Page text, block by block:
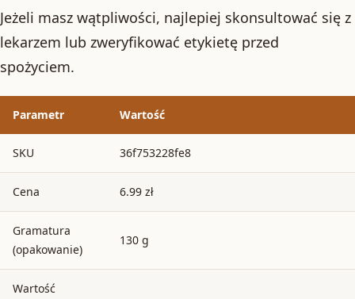
Jeżeli masz wątpliwości, najlepiej skonsultować się z
lekarzem lub zweryfikować etykietę przed
spożyciem.
Parametr Wartość
SKU 36f753228fe8
Cena 6.99 zł
Gramatura
(opakowanie)
130 g
Wartość